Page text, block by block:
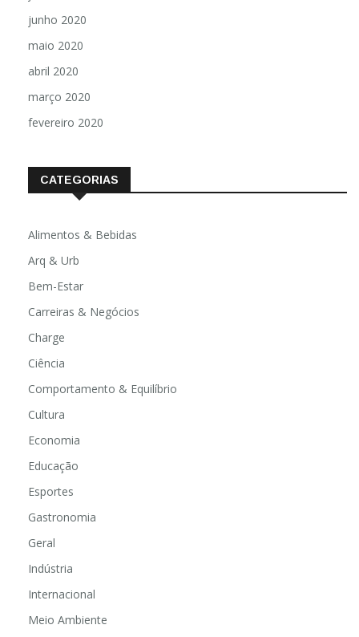
junho 2020
maio 2020
abril 2020
março 2020
fevereiro 2020
CATEGORIAS
Alimentos & Bebidas
Arq & Urb
Bem-Estar
Carreiras & Negócios
Charge
Ciência
Comportamento & Equilíbrio
Cultura
Economia
Educação
Esportes
Gastronomia
Geral
Indústria
Internacional
Meio Ambiente